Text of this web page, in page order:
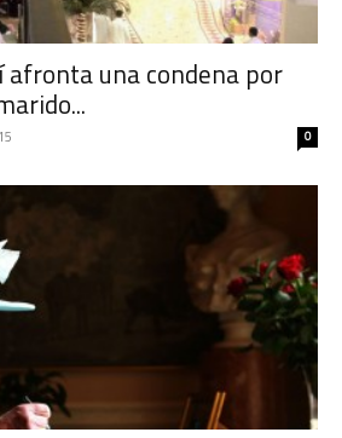
afronta una condena por
0